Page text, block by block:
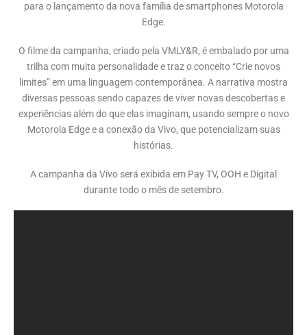
para o lançamento da nova família de smartphones Motorola
Edge.
O filme da campanha, criado pela VMLY&R, é embalado por uma
trilha com muita personalidade e traz o conceito “Crie novos
limites” em uma linguagem contemporânea. A narrativa mostra
diversas pessoas sendo capazes de viver novas descobertas e
experiências além do que elas imaginam, usando sempre o novo
Motorola Edge e a conexão da Vivo, que potencializam suas
histórias.
A campanha da Vivo será exibida em Pay TV, OOH e Digital
durante todo o mês de setembro.